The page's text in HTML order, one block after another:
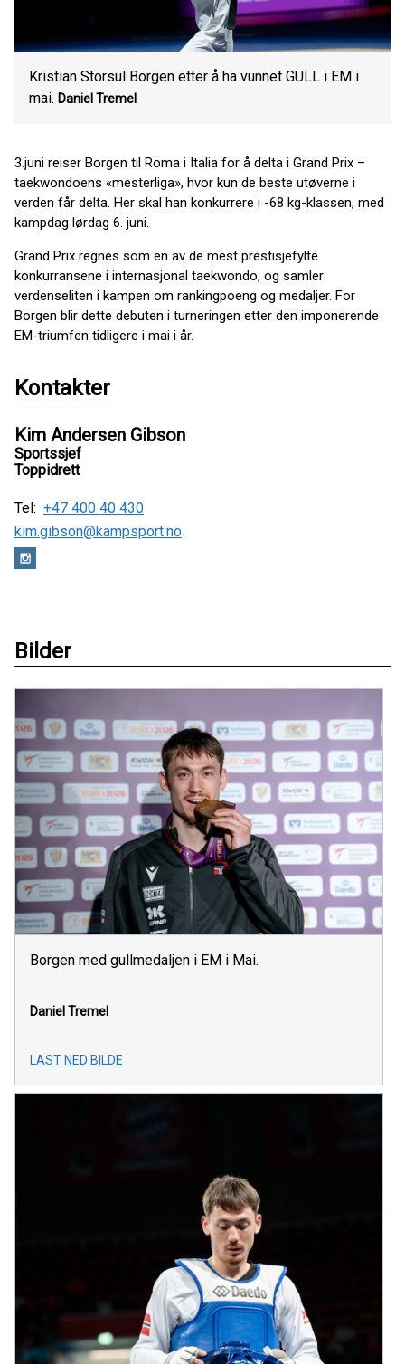
Kristian Storsul Borgen etter å ha vunnet GULL i EM i
mai. Daniel Tremel
3.juni reiser Borgen til Roma i Italia for å delta i Grand Prix –
taekwondoens «mesterliga», hvor kun de beste utøverne i
verden får delta. Her skal han konkurrere i -68 kg-klassen, med
kampdag lørdag 6. juni.
Grand Prix regnes som en av de mest prestisjefylte
konkurransene i internasjonal taekwondo, og samler
verdenseliten i kampen om rankingpoeng og medaljer. For
Borgen blir dette debuten i turneringen etter den imponerende
EM-triumfen tidligere i mai i år.
Kontakter
Kim Andersen Gibson
Sportssjef
Toppidrett
Tel: +47 400 40 430
kim.gibson@kampsport.no
Bilder
Borgen med gullmedaljen i EM i Mai.
Daniel Tremel
LAST NED BILDE